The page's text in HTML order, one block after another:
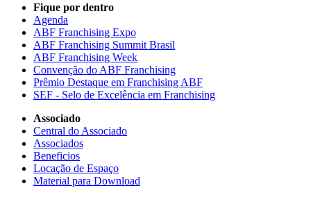
Fique por dentro
Agenda
ABF Franchising Expo
ABF Franchising Summit Brasil
ABF Franchising Week
Convenção do ABF Franchising
Prêmio Destaque em Franchising ABF
SEF - Selo de Excelência em Franchising
Associado
Central do Associado
Associados
Beneficios
Locação de Espaço
Material para Download